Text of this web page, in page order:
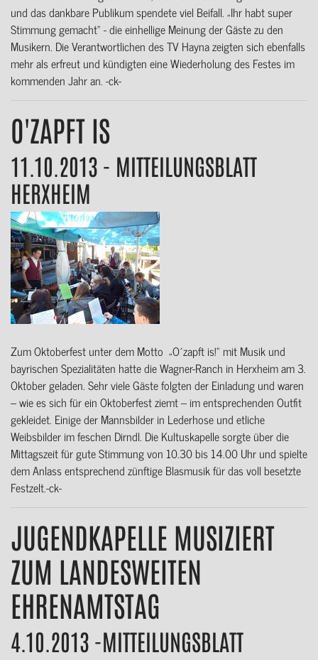
und das dankbare Publikum spendete viel Beifall. „Ihr habt super
Stimmung gemacht“ - die einhellige Meinung der Gäste zu den
Musikern. Die Verantwortlichen des TV Hayna zeigten sich ebenfalls
mehr als erfreut und kündigten eine Wiederholung des Festes im
kommenden Jahr an. -ck-
O'ZAPFT IS
11.10.2013 - MITTEILUNGSBLATT
HERXHEIM
Zum Oktoberfest unter dem Motto „O´zapft is!“ mit Musik und
bayrischen Spezialitäten hatte die Wagner-Ranch in Herxheim am 3.
Oktober geladen. Sehr viele Gäste folgten der Einladung und waren
– wie es sich für ein Oktoberfest ziemt – im entsprechenden Outfit
gekleidet. Einige der Mannsbilder in Lederhose und etliche
Weibsbilder im feschen Dirndl. Die Kultuskapelle sorgte über die
Mittagszeit für gute Stimmung von 10.30 bis 14.00 Uhr und spielte
dem Anlass entsprechend zünftige Blasmusik für das voll besetzte
Festzelt.-ck-
JUGENDKAPELLE MUSIZIERT
ZUM LANDESWEITEN
EHRENAMTSTAG
4.10.2013 -MITTEILUNGSBLATT